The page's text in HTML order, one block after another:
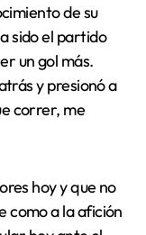
de su
sido el partido
un gol más.
y presionó a
correr, me
hoy y que no
como a la afición